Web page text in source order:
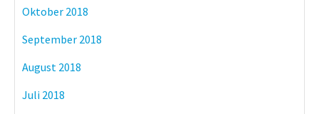
Oktober 2018
September 2018
August 2018
Juli 2018